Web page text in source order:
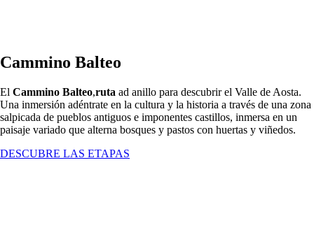
Cammino Balteo
El Cammino Balteo,ruta ad anillo para descubrir el Valle de Aosta.
Una inmersión adéntrate en la cultura y la historia a través de una zona
salpicada de pueblos antiguos e imponentes castillos, inmersa en un
paisaje variado que alterna bosques y pastos con huertas y viñedos.
DESCUBRE LAS ETAPAS